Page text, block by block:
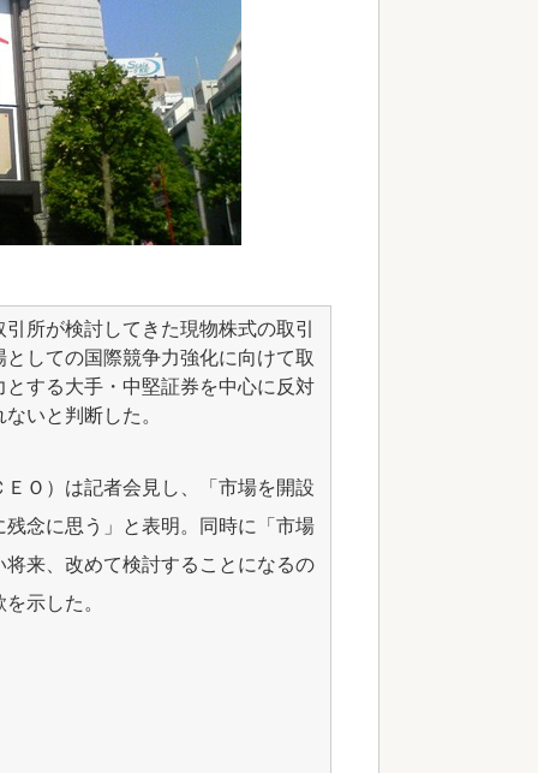
所が検討してきた現物株式の取引
しての国際競争力強化に向けて取
する大手・中堅証券を中心に反対
いと判断した。
Ｏ）は記者会見し、「市場を開設
念に思う」と表明。同時に「市場
来、改めて検討することになるの
示した。